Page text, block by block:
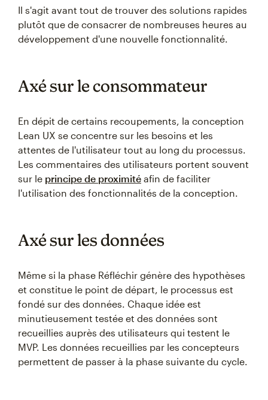
Il s'agit avant tout de trouver des solutions rapides
plutôt que de consacrer de nombreuses heures au
développement d'une nouvelle fonctionnalité.
Axé sur le consommateur
En dépit de certains recoupements, la conception
Lean UX se concentre sur les besoins et les
attentes de l'utilisateur tout au long du processus.
Les commentaires des utilisateurs portent souvent
sur le principe de proximité afin de faciliter
l'utilisation des fonctionnalités de la conception.
Axé sur les données
Même si la phase Réfléchir génère des hypothèses
et constitue le point de départ, le processus est
fondé sur des données. Chaque idée est
minutieusement testée et des données sont
recueillies auprès des utilisateurs qui testent le
MVP. Les données recueillies par les concepteurs
permettent de passer à la phase suivante du cycle.